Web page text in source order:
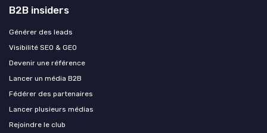
B2B insiders
Générer des leads
Visibilité SEO & GEO
Devenir une référence
Lancer un média B2B
Fédérer des partenaires
Lancer plusieurs médias
Rejoindre le club